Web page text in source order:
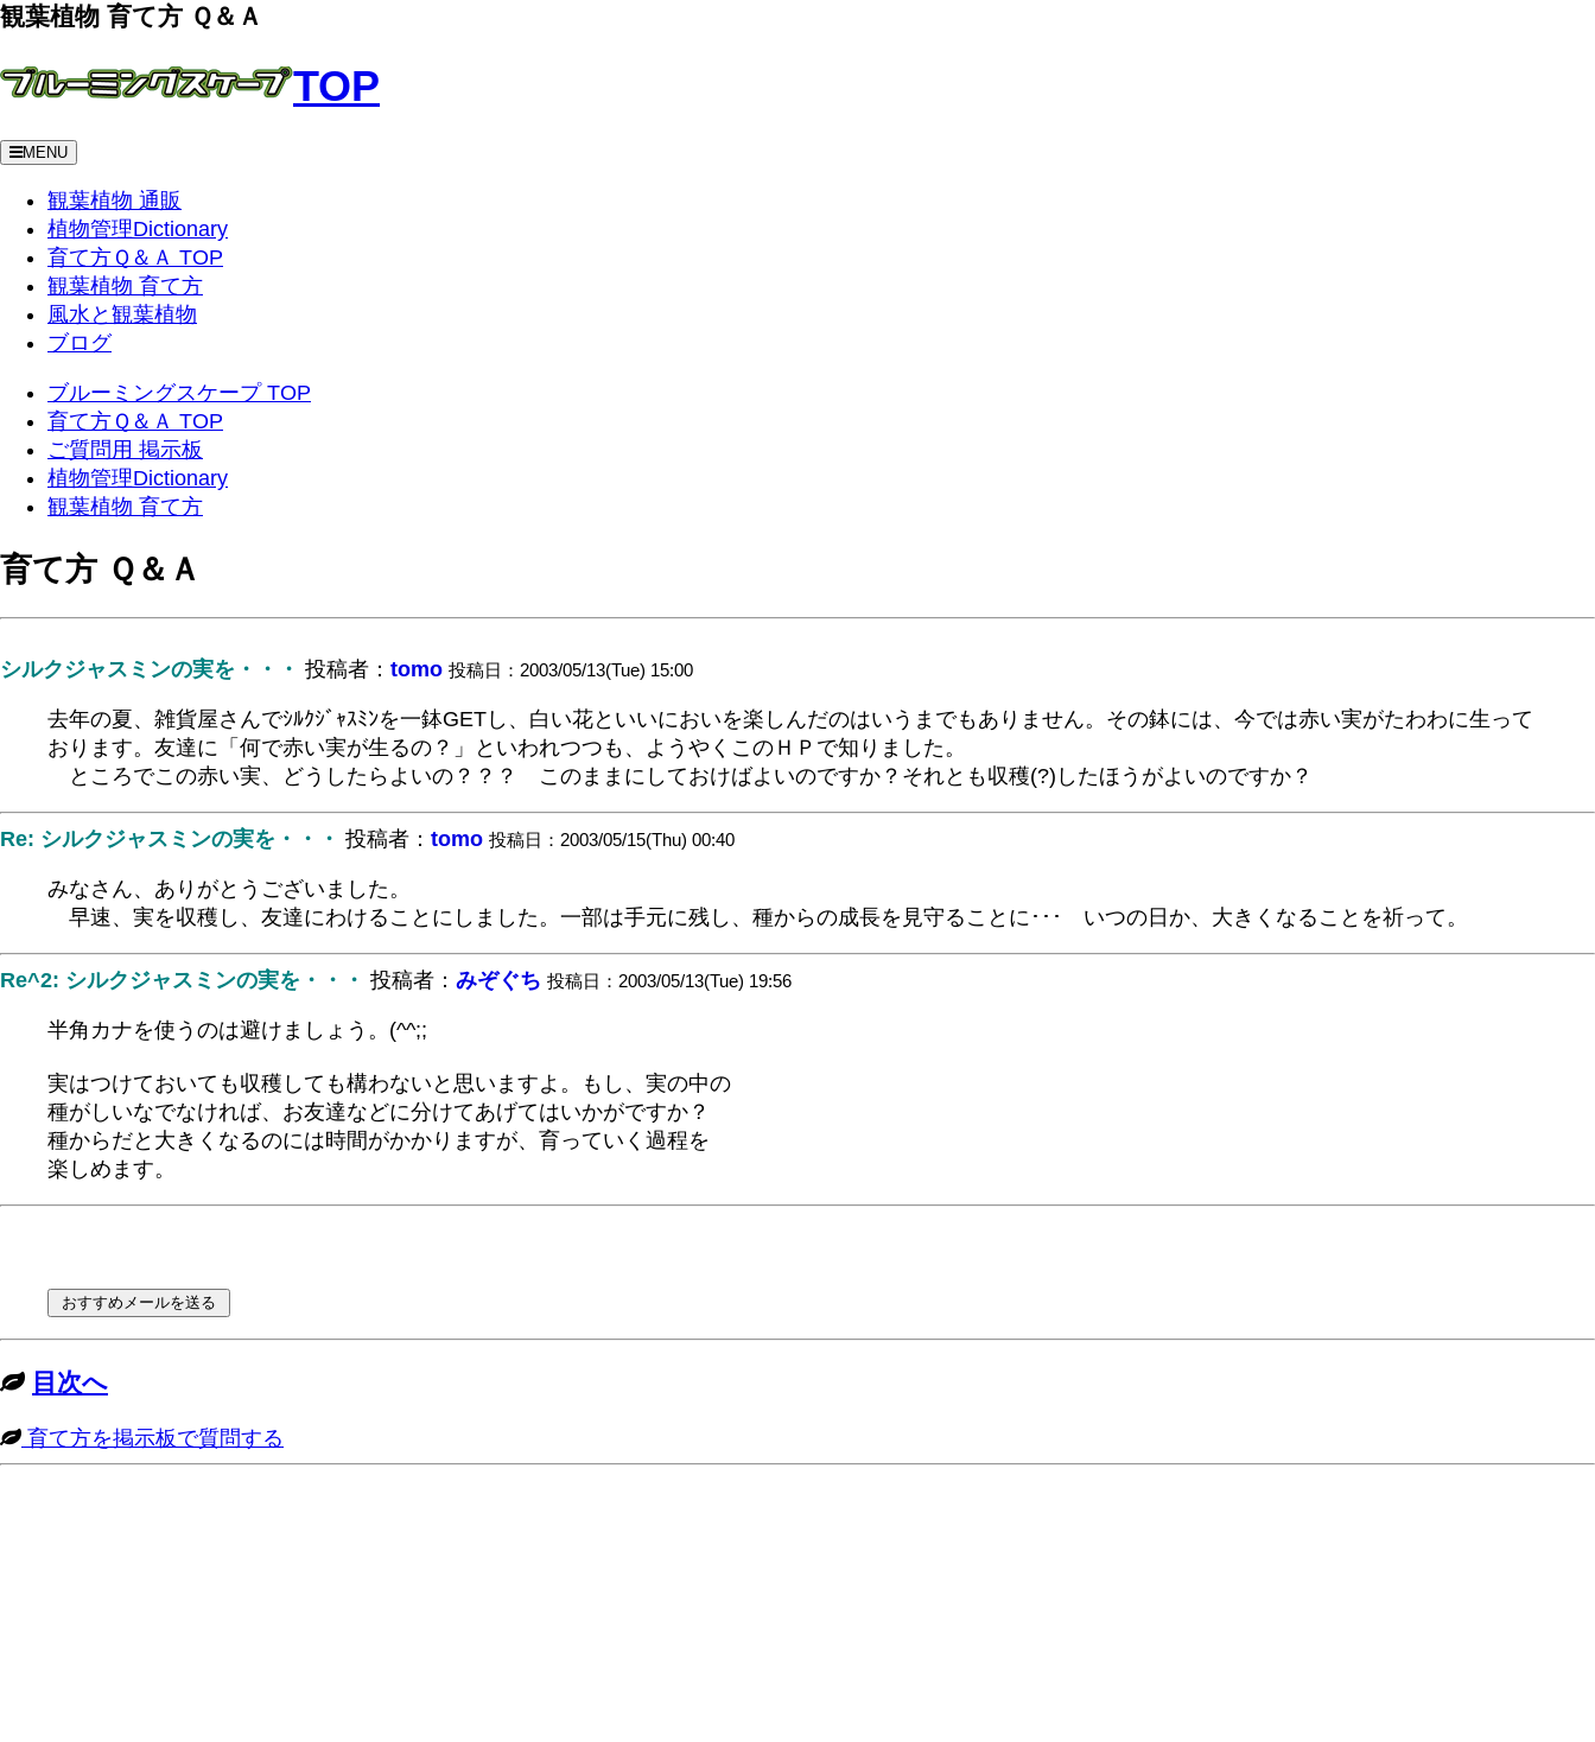
観葉植物 育て方 Ｑ＆Ａ
TOP
MENU
観葉植物 通販
植物管理Dictionary
育て方Ｑ＆Ａ TOP
観葉植物 育て方
風水と観葉植物
ブログ
ブルーミングスケープ TOP
育て方Ｑ＆Ａ TOP
ご質問用 掲示板
植物管理Dictionary
観葉植物 育て方
育て方 Ｑ＆Ａ
シルクジャスミンの実を・・・ 投稿者： tomo 投稿日：2003/05/13(Tue) 15:00
去年の夏、雑貨屋さんでｼﾙｸｼﾞｬｽﾐﾝを一鉢GETし、白い花といいにおいを楽しんだのはいうまでもありません。その鉢には、今では赤い実がたわわに生って
おります。友達に「何で赤い実が生るの？」といわれつつも、ようやくこのＨＰで知りました。
ところでこの赤い実、どうしたらよいの？？？ このままにしておけばよいのですか？それとも収穫(?)したほうがよいのですか？
Re: シルクジャスミンの実を・・・ 投稿者： tomo 投稿日：2003/05/15(Thu) 00:40
みなさん、ありがとうございました。
早速、実を収穫し、友達にわけることにしました。一部は手元に残し、種からの成長を見守ることに･･･ いつの日か、大きくなることを祈って。
Re^2: シルクジャスミンの実を・・・ 投稿者： みぞぐち 投稿日：2003/05/13(Tue) 19:56
半角カナを使うのは避けましょう。(^^;;
実はつけておいても収穫しても構わないと思いますよ。もし、実の中の
種がしいなでなければ、お友達などに分けてあげてはいかがですか？
種からだと大きくなるのには時間がかかりますが、育っていく過程を
楽しめます。
目次へ
育て方を掲示板で質問する